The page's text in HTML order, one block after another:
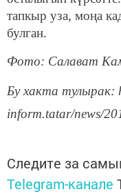
тапкыр уза, моңа
булган.
Фото: Салават
Бу хакта тулырак:
inform.tatar/news/
Следите за
Telegram-канале